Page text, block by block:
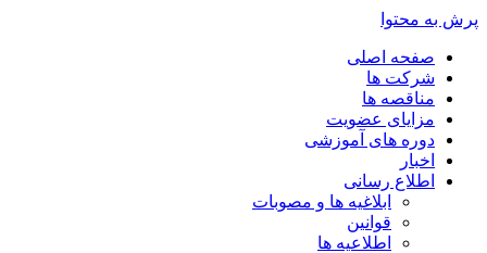
پرش به محتوا
صفحه اصلی
شرکت ها
مناقصه ها
مزایای عضویت
دوره های آموزشی
اخبار
اطلاع رسانی
ابلاغیه ها و مصوبات
قوانین
اطلاعیه ها